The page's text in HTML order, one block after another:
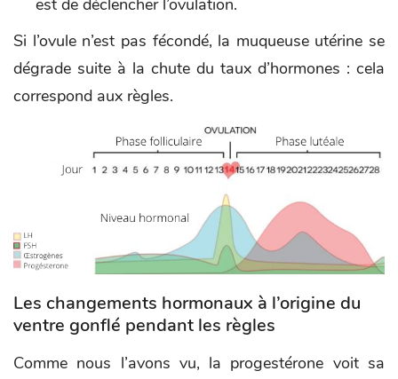
Si l’ovule n’est pas fécondé, la muqueuse utérine se
dégrade suite à la chute du taux d’hormones : cela
correspond aux règles.
Les changements hormonaux à l’origine du
ventre gonflé pendant les règles
Comme nous l’avons vu, la progestérone voit sa